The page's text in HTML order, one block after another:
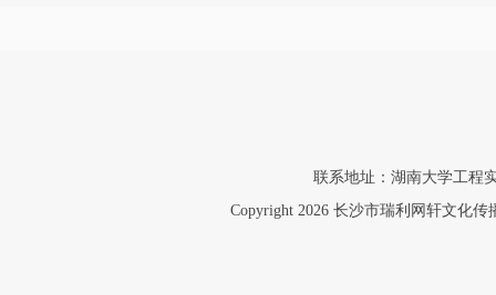
联系地址：湖南大学工程
Copyright 2026 长沙市瑞利网轩文化传